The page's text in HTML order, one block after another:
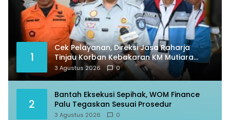
1
Cek Pelayanan, Direksi Jasa Raharja
Tinjau Korban Kebakaran KM Mutiara
Sentosa II
3 Agustus 2026 0
2
Bantah Eksekusi Sepihak, WOM Finance
Palu Tegaskan Sesuai Prosedur
3 Agustus 2026 0